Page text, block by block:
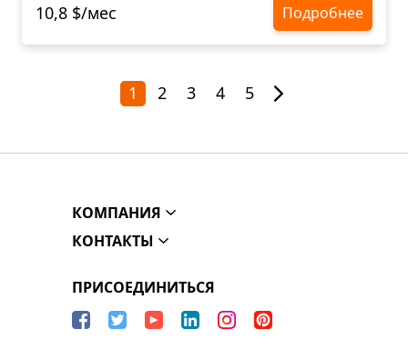
10,8 $/мес
Подробнее
1 2 3 4 5
КОМПАНИЯ
КОНТАКТЫ
ПРИСОЕДИНИТЬСЯ